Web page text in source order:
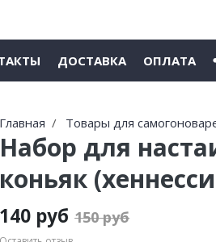
ДОСТАВКА ОПЛАТА
Главная Товары для
Набор для
коньяк
140 руб 150 руб